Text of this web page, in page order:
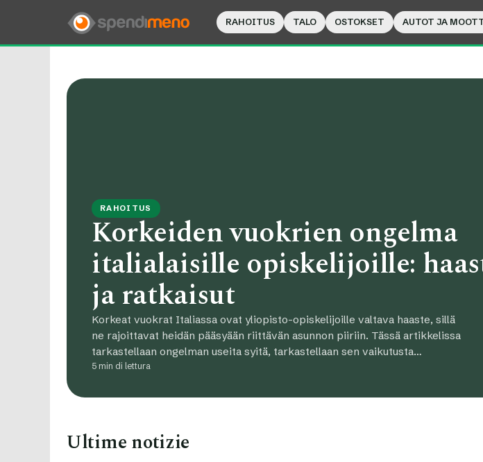
RAHOITUS TALO OSTOKSET AUTOT JA
RAHOITUS
Korkeiden vuokrien ongelma
italialaisille opiskelijoille:
ja ratkaisut
Korkeat vuokrat Italiassa ovat yliopisto-opiskelijoille valtava haaste, sillä
ne rajoittavat heidän pääsyään riittävän asunnon piiriin. Tässä artikkelissa
tarkastellaan ongelman useita syitä, tarkastellaan sen vaikutusta…
5 min di lettura
Ultime notizie